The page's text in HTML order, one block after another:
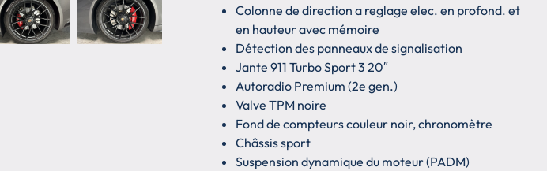
Colonne de direction a reglage elec. en profond. et
en hauteur avec mémoire
Détection des panneaux de signalisation
Jante 911 Turbo Sport 3 20″
Autoradio Premium (2e gen.)
Valve TPM noire
Fond de compteurs couleur noir, chronomètre
Châssis sport
Suspension dynamique du moteur (PADM)